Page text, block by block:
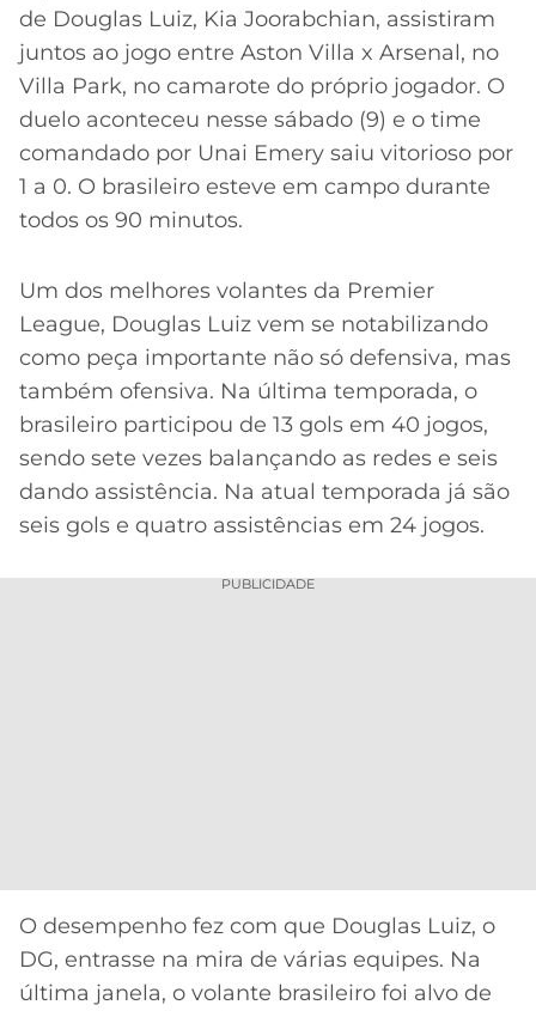
de Douglas Luiz, Kia Joorabchian, assistiram
juntos ao jogo entre Aston Villa x Arsenal, no
Villa Park, no camarote do próprio jogador. O
duelo aconteceu nesse sábado (9) e o time
comandado por Unai Emery saiu vitorioso por
1 a 0. O brasileiro esteve em campo durante
todos os 90 minutos.
Um dos melhores volantes da Premier
League, Douglas Luiz vem se notabilizando
como peça importante não só defensiva, mas
também ofensiva. Na última temporada, o
brasileiro participou de 13 gols em 40 jogos,
sendo sete vezes balançando as redes e seis
dando assistência. Na atual temporada já são
seis gols e quatro assistências em 24 jogos.
PUBLICIDADE
O desempenho fez com que Douglas Luiz, o
DG, entrasse na mira de várias equipes. Na
última janela, o volante brasileiro foi alvo de